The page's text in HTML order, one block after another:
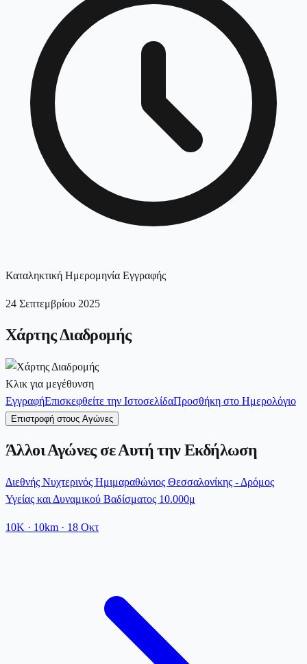
Καταληκτική Ημερομηνία Εγγραφής
24 Σεπτεμβρίου 2025
Χάρτης Διαδρομής
Κλικ για μεγέθυνση
ΕγγραφήΕπισκεφθείτε την ΙστοσελίδαΠροσθήκη στο Ημερολόγιο
Επιστροφή στους Αγώνες
Άλλοι Αγώνες σε Αυτή την Εκδήλωση
Διεθνής Νυχτερινός Ημιμαραθώνιος Θεσσαλονίκης - Δρόμος
Υγείας και Δυναμικού Βαδίσματος 10.000μ
10K · 10km · 18 Οκτ